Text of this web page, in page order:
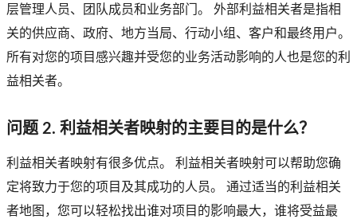
层管理人员、团队成员和业务部门。 外部利益相关者是指相
关的供应商、政府、地方当局、行动小组、客户和最终用户。
所有对您的项目感兴趣并受您的业务活动影响的人也是您的利
益相关者。
问题 2. 利益相关者映射的主要目的是什么？
利益相关者映射有很多优点。 利益相关者映射可以帮助您确
定将致力于您的项目及其成功的人员。 通过适当的利益相关
者地图，您可以轻松找出谁对项目的影响最大，谁将受益最